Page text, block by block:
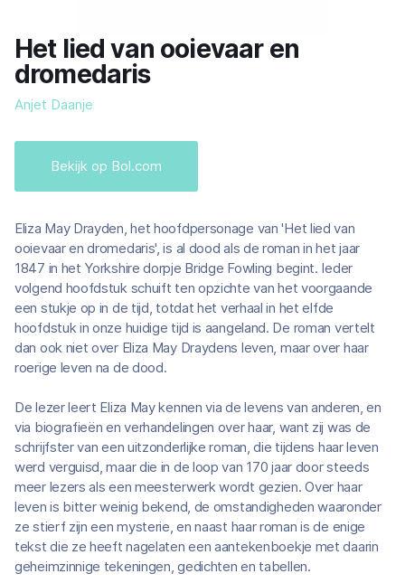
Het lied van ooievaar en
dromedaris
Anjet Daanje
Bekijk op Bol.com
Eliza May Drayden, het hoofdpersonage van 'Het lied van
ooievaar en dromedaris', is al dood als de roman in het jaar
1847 in het Yorkshire dorpje Bridge Fowling begint. Ieder
volgend hoofdstuk schuift ten opzichte van het voorgaande
een stukje op in de tijd, totdat het verhaal in het elfde
hoofdstuk in onze huidige tijd is aangeland. De roman vertelt
dan ook niet over Eliza May Draydens leven, maar over haar
roerige leven na de dood.
De lezer leert Eliza May kennen via de levens van anderen, en
via biografieën en verhandelingen over haar, want zij was de
schrijfster van een uitzonderlijke roman, die tijdens haar leven
werd verguisd, maar die in de loop van 170 jaar door steeds
meer lezers als een meesterwerk wordt gezien. Over haar
leven is bitter weinig bekend, de omstandigheden waaronder
ze stierf zijn een mysterie, en naast haar roman is de enige
tekst die ze heeft nagelaten een aantekenboekje met daarin
geheimzinnige tekeningen, gedichten en tabellen.